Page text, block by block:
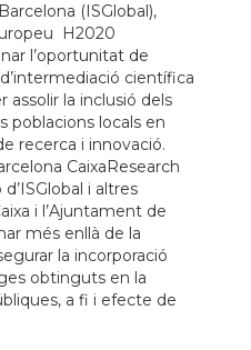
(ISGlobal),
H2020
l’oportunitat de
científica
assolir la inclusió dels
poblacions locals en
recerca i innovació.
CaixaResearch
i altres
i l’Ajuntament de
més enllà de la
la incorporació
obtinguts en la
a fi i efecte de